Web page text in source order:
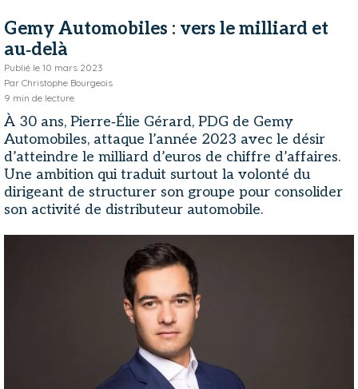
Gemy Automobiles : vers le milliard et
au‑delà
Publié le 10 mars 2023
Par Christophe Bourgeois
9 min de lecture
À 30 ans, Pierre‑Élie Gérard, PDG de Gemy
Automobiles, attaque l’année 2023 avec le désir
d’atteindre le milliard d’euros de chiffre d’affaires.
Une ambition qui traduit surtout la volonté du
dirigeant de structurer son groupe pour consolider
son activité de distributeur automobile.